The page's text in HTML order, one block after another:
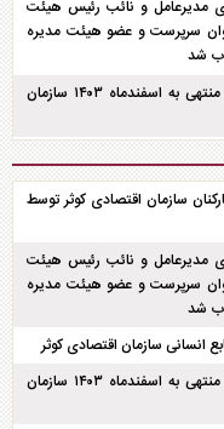
و نائب رئیس هیئت
سرپرست و عضو هیئت مدیره
شد
مجمع عمومی عادی بطور فوق‌العاده سال مالی منتهی به اسفند‌ماه ۱۴۰۳ سازمان
سازمان اقتصادی کوثر توسط
و نائب رئیس هیئت
سرپرست و عضو هیئت مدیره
شد
انسانی سازمان اقتصادی کوثر
مجمع عمومی عادی بطور فوق‌العاده سال مالی منتهی به اسفند‌ماه ۱۴۰۳ سازمان